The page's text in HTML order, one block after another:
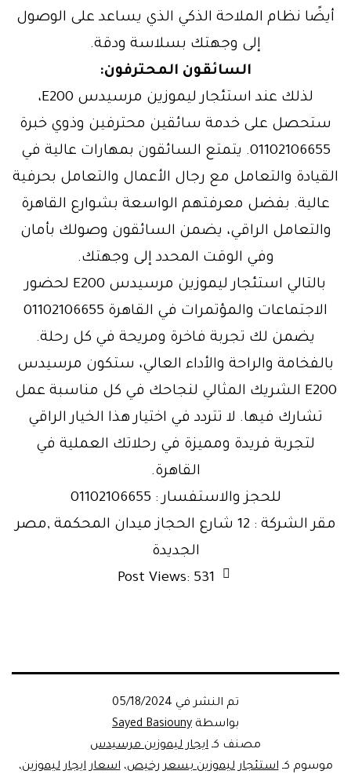
أيضًا نظام الملاحة الذكي الذي يساعد على الوصول
إلى وجهتك بسلاسة ودقة.
السائقون المحترفون:
لذلك عند استئجار ليموزين مرسيدس E200،
ستحصل على خدمة سائقين محترفين وذوي خبرة
01102106655. يتمتع السائقون بمهارات عالية في
القيادة والتعامل مع رجال الأعمال والتعامل بحرفية
عالية. بفضل معرفتهم الواسعة بشوارع القاهرة
والتعامل الراقي، يضمن السائقون وصولك بأمان
وفي الوقت المحدد إلى وجهتك.
بالتالي استئجار ليموزين مرسيدس E200 لحضور
الاجتماعات والمؤتمرات في القاهرة 01102106655
يضمن لك تجربة فاخرة ومريحة في كل رحلة.
بالفخامة والراحة والأداء العالي، ستكون مرسيدس
E200 الشريك المثالي لنجاحك في كل مناسبة عمل
تشارك فيها. لا تتردد في اختيار هذا الخيار الراقي
لتجربة فريدة ومميزة في رحلاتك العملية في
القاهرة.
للحجز والاستفسار : 01102106655
مقر الشركة : 12 شارع الحجاز ميدان المحكمة ,مصر
الجديدة
Post Views: 531
تم النشر في 05/18/2024
بواسطة Sayed Basiouny
مصنف كـ ايجار ليموزين مرسيدس
موسوم كـاستئجار ليموزين بسعر رخيص،اسعار ايجار ليموزين،